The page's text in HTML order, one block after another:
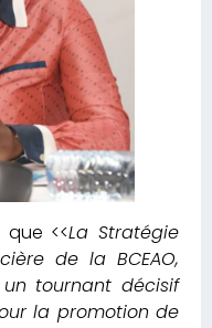
<<La Stratégie
de la BCEAO,
tournant décisif
la promotion de